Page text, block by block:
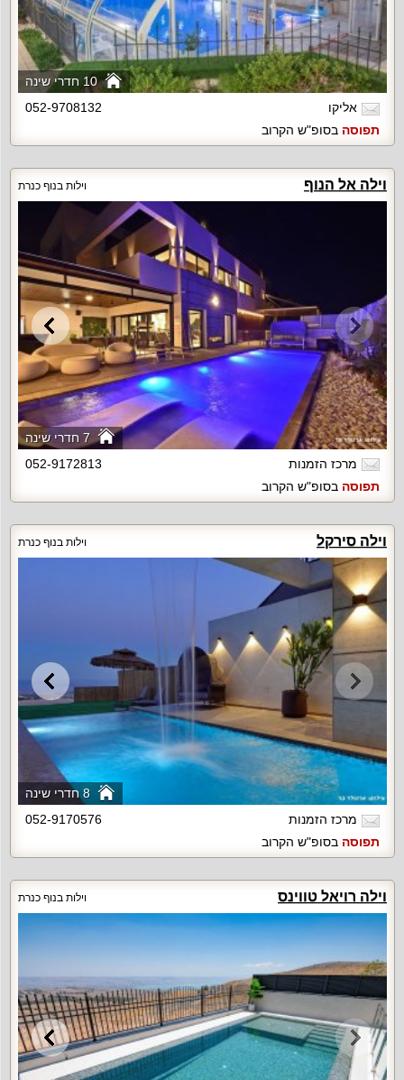
10 חדרי שינה
אליקו
052-9708132
תפוסה בסופ"ש הקרוב
וילה אל הנוף וילות בנוף כנרת
7 חדרי שינה
מרכז הזמנות
052-9172813
תפוסה בסופ"ש הקרוב
וילה סירקל וילות בנוף כנרת
8 חדרי שינה
מרכז הזמנות
052-9170576
תפוסה בסופ"ש הקרוב
וילה רויאל טווינס וילות בנוף כנרת